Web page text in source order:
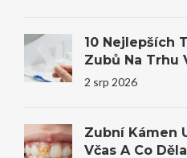
10 Nejlepších
Zubů Na Trhu
2 srp 2026
Zubní Kámen
Včas A Co